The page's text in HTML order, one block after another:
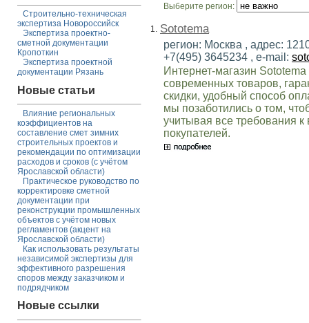
Строительно-техническая
экспертиза Новороссийск
Экспертиза проектно-
сметной документации
Кропоткин
Экспертиза проектной
документации Рязань
Новые статьи
Влияние региональных
коэффициентов на
составление смет зимних
строительных проектов и
рекомендации по оптимизации
расходов и сроков (с учётом
Ярославской области)
Практическое руководство по
корректировке сметной
документации при
реконструкции промышленных
объектов с учётом новых
регламентов (акцент на
Ярославской области)
Как использовать результаты
независимой экспертизы для
эффективного разрешения
споров между заказчиком и
подрядчиком
Новые ссылки
Выберите регион:
1. Sototema
регион: Москва , адрес:
+7(495) 3645234 , e-mail:
Интернет-магазин
современных товаров,
скидки, удобный способ
мы позаботились о том,
учитывая все требования
покупателей.